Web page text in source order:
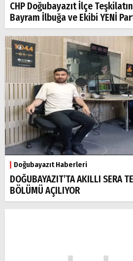
CHP Doğubayazıt İlçe
Bayram İlbuğa ve Ekibi YENİ
Doğubayazıt Haberleri
DOĞUBAYAZIT’TA AKILLI SERA
BÖLÜMÜ AÇILIYOR